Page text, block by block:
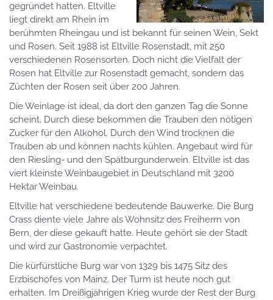
gegründet hatten. Eltville
liegt direkt am Rhein im
berühmten Rheingau und ist bekannt für seinen Wein, Sekt
und Rosen. Seit 1988 ist Eltville Rosenstadt, mit 250
verschiedenen Rosensorten. Doch nicht die Vielfalt der
Rosen hat Eltville zur Rosenstadt gemacht, sondern das
Züchten der Rosen seit über 200 Jahren.
Die Weinlage ist ideal, da dort den ganzen Tag die Sonne
scheint. Durch diese bekommen die Trauben den nötigen
Zucker für den Alkohol. Durch den Wind trocknen die
Trauben ab und können nachts kühlen. Angebaut wird für
den Riesling- und den Spätburgunderwein. Eltville ist das
viert kleinste Weinbaugebiet in Deutschland mit 3200
Hektar Weinbau.
Eltville hat verschiedene bedeutende Bauwerke. Die Burg
Crass diente viele Jahre als Wohnsitz des Freiherrn von
Bern, der diese gekauft hatte. Heute gehört sie der Stadt
und wird zur Gastronomie verpachtet.
Die kürfürstliche Burg war von 1329 bis 1475 Sitz des
Erzbischofes von Mainz. Der Turm ist heute noch gut
erhalten. Im Dreißigjährigen Krieg wurde der Rest der Burg